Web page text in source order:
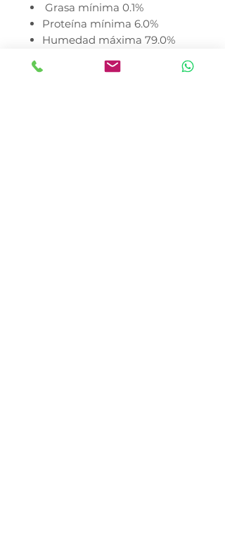
Grasa mínima 0.1%
Proteína mínima 6.0%
Humedad máxima 79.0%
* El precio no incluye envió